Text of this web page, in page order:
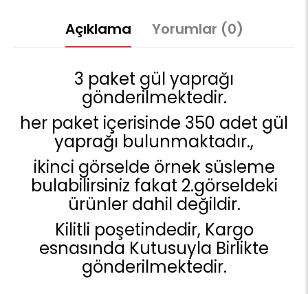
Açıklama Yorumlar (0)
3 paket gül yaprağı
gönderilmektedir.
her paket içerisinde 350 adet gül
yaprağı bulunmaktadır.,
ikinci görselde örnek süsleme
bulabilirsiniz fakat 2.görseldeki
ürünler dahil değildir.
Kilitli poşetindedir, Kargo
esnasında Kutusuyla Birlikte
gönderilmektedir.